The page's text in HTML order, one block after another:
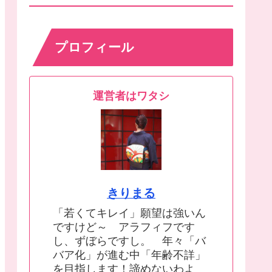
プロフィール
運営者はワタシ
きりまる
「若くてキレイ」願望は強いん
ですけど～ アラフィフです
し、ずぼらですし。 年々「バ
バア化」が進む中「年齢不詳」
を目指します！諦めないわよ